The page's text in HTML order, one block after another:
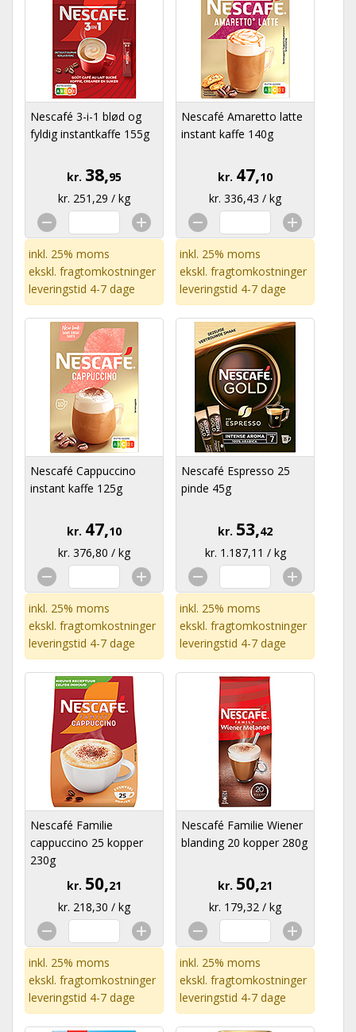
Nescafé 3-i-1 blød og
fyldig instantkaffe 155g
kr. 38,95
kr. 251,29 / kg
inkl. 25% moms
ekskl. fragtomkostninger
leveringstid 4-7 dage
Nescafé Amaretto latte
instant kaffe 140g
kr. 47,10
kr. 336,43 / kg
inkl. 25% moms
ekskl. fragtomkostninger
leveringstid 4-7 dage
Nescafé Cappuccino
instant kaffe 125g
kr. 47,10
kr. 376,80 / kg
inkl. 25% moms
ekskl. fragtomkostninger
leveringstid 4-7 dage
Nescafé Espresso 25
pinde 45g
kr. 53,42
kr. 1.187,11 / kg
inkl. 25% moms
ekskl. fragtomkostninger
leveringstid 4-7 dage
Nescafé Familie
cappuccino 25 kopper
230g
kr. 50,21
kr. 218,30 / kg
inkl. 25% moms
ekskl. fragtomkostninger
leveringstid 4-7 dage
Nescafé Familie Wiener
blanding 20 kopper 280g
kr. 50,21
kr. 179,32 / kg
inkl. 25% moms
ekskl. fragtomkostninger
leveringstid 4-7 dage